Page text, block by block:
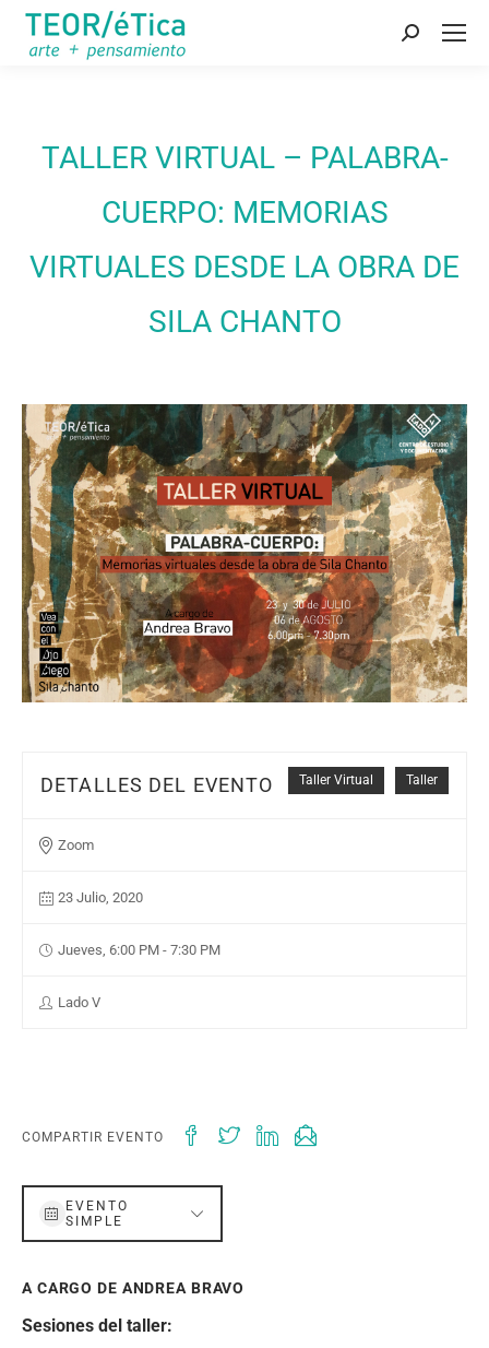
Buscar:
TALLER VIRTUAL – PALABRA-
CUERPO: MEMORIAS
VIRTUALES DESDE LA OBRA DE
SILA CHANTO
Taller
Taller Virtual
DETALLES DEL EVENTO
Zoom
23 Julio, 2020
Jueves, 6:00 PM - 7:30 PM
Lado V
COMPARTIR EVENTO
EVENTO
SIMPLE
A CARGO DE ANDREA BRAVO
Sesiones del taller: